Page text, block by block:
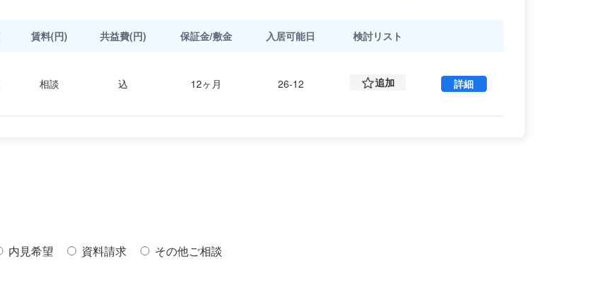
賃料(円) 共益費(円) 保証金/敷金 入居可能日 検討リスト
相談 込 12ヶ月 26-12 追加 詳細
内見希望 資料請求 その他ご相談